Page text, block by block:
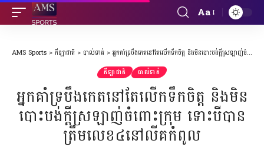
Font
Aa
AMS Sports > កីឡាជាតិ > បាល់ទាត់ > អ្នកគាំទ្របឹងកេតនៅតែលើកទឹកចិត្ត និងមិនបោះបង់ក្តីស្រឡាញ់ចំពោះក្រុម ទោះបីបានត្រឹមលេខ៤នៅលីគកំពូល
កីឡាជាតិ បាល់ទាត់
អ្នកគាំទ្របឹងកេតនៅតែលើកទឹកចិត្ត និងមិន
បោះបង់ក្តីស្រឡាញ់ចំពោះក្រុម ទោះបីបាន
ត្រឹមលេខ៤នៅលីគកំពូល